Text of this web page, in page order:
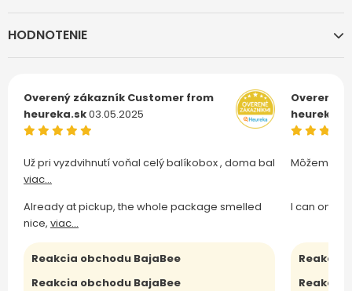
HODNOTENIE
Overený zákazník Customer from
heureka.sk03.05.2025
Už pri vyzdvihnutí voňal celý balíkobox , doma bal
viac...
Already at pickup, the whole package smelled
nice, viac...
Reakcia obchodu BajaBee
Reakcia obchodu BajaBee
Overený
Môžem len
I can only
Reakcia
Reakcia